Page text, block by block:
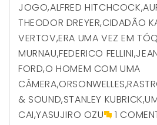
JOGO,ALFRED HITCHCOCK,
THEODOR DREYER,CIDADÃO
VERTOV,ERA UMA VEZ EM
MURNAU,FEDERICO FELLINI,
FORD,O HOMEM COM UMA
CÂMERA,ORSONWELLES,
& SOUND,STANLEY KUBRICK,
CAI,YASUJIRO OZU 1